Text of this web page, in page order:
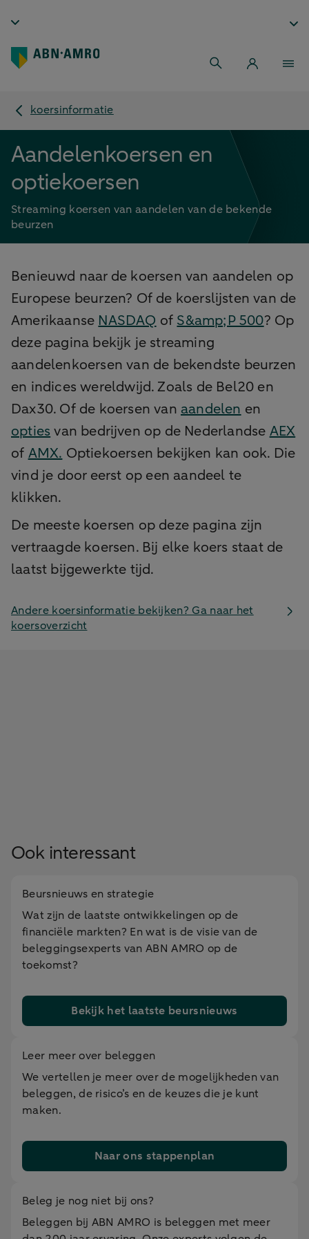
koersinformatie
Aandelenkoersen en
optiekoersen
Streaming koersen van aandelen van de bekende
beurzen
Benieuwd naar de koersen van aandelen op
Europese beurzen? Of de koerslijsten van de
Amerikaanse NASDAQ of S&amp;P 500? Op
deze pagina bekijk je streaming
aandelenkoersen van de bekendste beurzen
en indices wereldwijd. Zoals de Bel20 en
Dax30. Of de koersen van aandelen en
opties van bedrijven op de Nederlandse AEX
of AMX. Optiekoersen bekijken kan ook. Die
vind je door eerst op een aandeel te
klikken.
De meeste koersen op deze pagina zijn
vertraagde koersen. Bij elke koers staat de
laatst bijgewerkte tijd.
Andere koersinformatie bekijken? Ga naar het
koersoverzicht
Ook interessant
Beursnieuws en strategie
Wat zijn de laatste ontwikkelingen op de
financiële markten? En wat is de visie van de
beleggingsexperts van ABN AMRO op de
toekomst?
Bekijk het laatste beursnieuws
Leer meer over beleggen
We vertellen je meer over de mogelijkheden van
beleggen, de risico’s en de keuzes die je kunt
maken.
Naar ons stappenplan
Beleg je nog niet bij ons?
Beleggen bij ABN AMRO is beleggen met meer